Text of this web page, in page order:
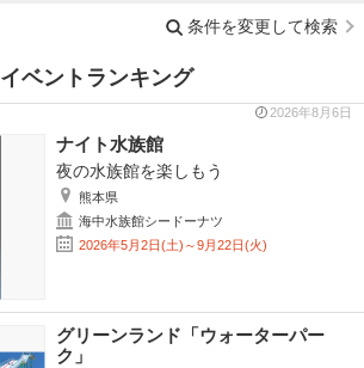
条件を変更して検索
イベントランキング
2026年8月6日
ナイト水族館
夜の水族館を楽しもう
熊本県
海中水族館シードーナツ
2026年5月2日(土)～9月22日(火)
グリーンランド「ウォーターパー
ク」